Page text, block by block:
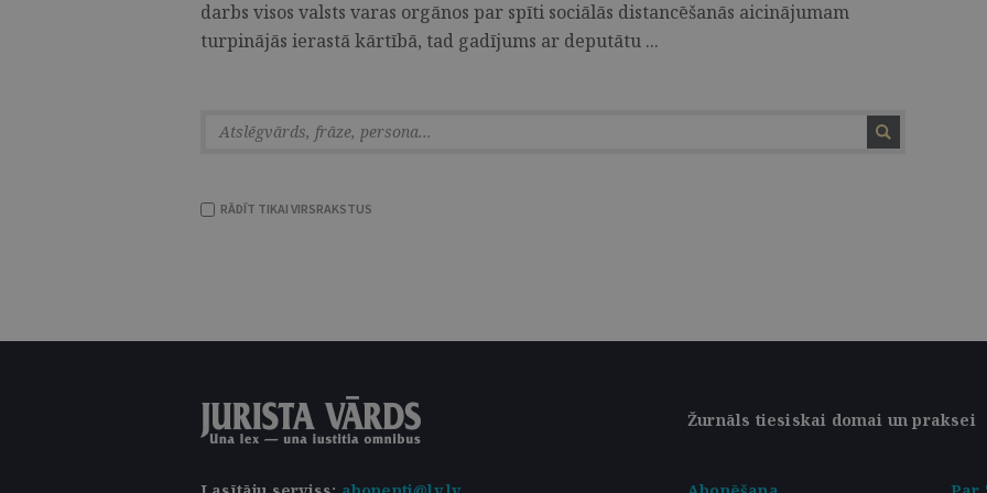
darbs visos valsts varas orgānos par spīti sociālās distancēšanās aicinājumam
turpinājās ierastā kārtībā, tad gadījums ar deputātu ...
RĀDĪT TIKAI VIRSRAKSTUS
Žurnāls tiesiskai domai un praksei